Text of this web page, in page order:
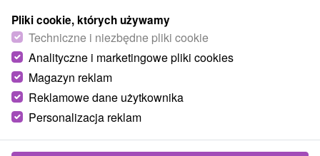
Pliki cookie, których używamy
Techniczne i niezbędne pliki cookie
Analityczne i marketingowe pliki cookies
Magazyn reklam
Reklamowe dane użytkownika
Personalizacja reklam